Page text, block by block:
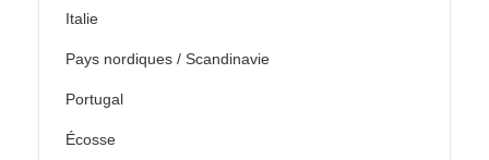
Italie
Pays nordiques / Scandinavie
Portugal
Écosse